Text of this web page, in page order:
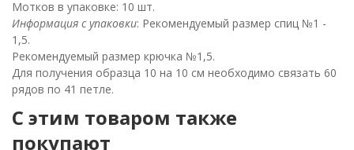
Мотков в упаковке: 10 шт.
Информация с упаковки: Рекомендуемый размер спиц №1 -
1,5.
Рекомендуемый размер крючка №1,5.
Для получения образца 10 на 10 см необходимо связать 60
рядов по 41 петле.
C этим товаром также
покупают